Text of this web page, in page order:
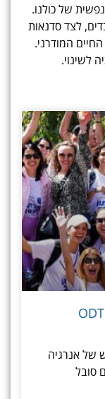
של כולנו.
לצד סדנאות
המודרני.
לשינוי.
ימי גיבוש לחברות הייטק: פעילויות ODT
של אנרגיה
שלכם סובל